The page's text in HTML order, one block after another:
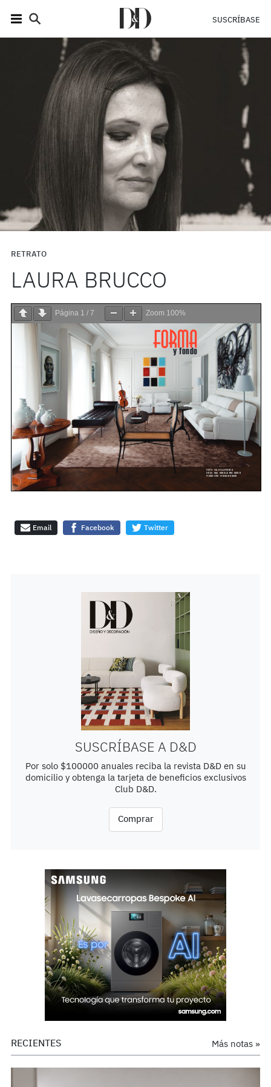
SUSCRÍBASE
RETRATO
LAURA BRUCCO
Página 1 / 7 Zoom 100%
Email Facebook Twitter
SUSCRÍBASE A D&D
Por solo $100000 anuales reciba la revista D&D en su
domicilio y obtenga la tarjeta de beneficios exclusivos
Club D&D.
Comprar
Más notas »
RECIENTES